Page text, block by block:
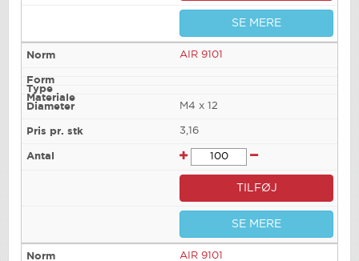
SE MERE
AIR 9101
M4 x 12
3,16
TILFØJ
SE MERE
AIR 9101